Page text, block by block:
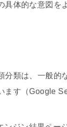
具体的な意図を
分類は、一般的
ます（Google